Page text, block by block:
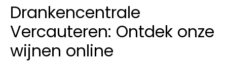
Drankencentrale
Vercauteren: Ontdek onze
wijnen online